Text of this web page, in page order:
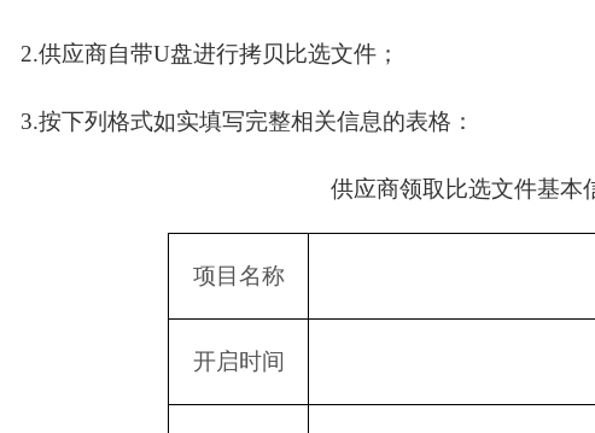
2.供应商自带U盘进行拷贝比选文件；
3.按下列格式如实填写完整相关信息的表格：
供应商领取比选文件基本
项目名称
开启时间